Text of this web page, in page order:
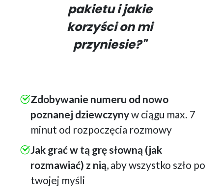
pakietu i jakie
korzyści on mi
przyniesie?"
Zdobywanie numeru od nowo
poznanej dziewczynyw ciągu max. 7
minut od rozpoczęcia rozmowy
Jak grać w tą grę słowną (jak
rozmawiać) z nią, aby wszystko szło po
twojej myśli